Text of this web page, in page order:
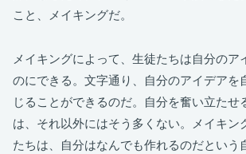
こと、メイキングだ。
メイキングによって、生徒たちは自分のア
のにできる。文字通り、自分のアイデアを
じることができるのだ。自分を奮い立たせ
は、それ以外にはそう多くない。メイキン
たちは、自分はなんでも作れるのだという